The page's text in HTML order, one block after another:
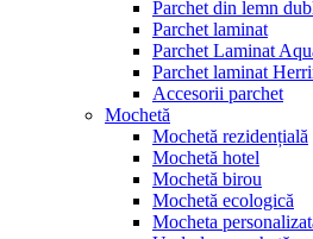
Parchet din lemn
Parchet laminat
Parchet Laminat
Parchet laminat
Accesorii parchet
Mochetă
Mochetă rezidențială
Mochetă hotel
Mochetă birou
Mochetă ecologică
Mocheta